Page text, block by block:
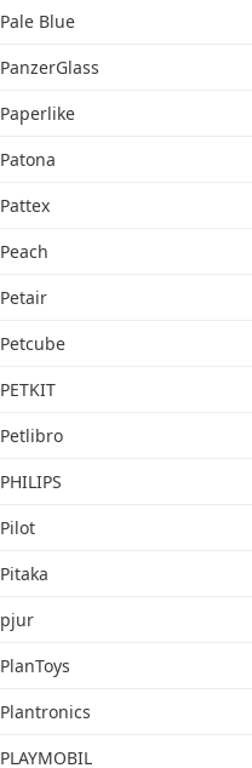
Pale Blue
PanzerGlass
Paperlike
Patona
Pattex
Peach
Petair
Petcube
PETKIT
Petlibro
PHILIPS
Pilot
Pitaka
pjur
PlanToys
Plantronics
PLAYMOBIL